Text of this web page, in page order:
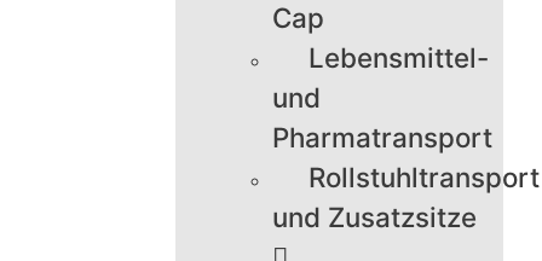
Cap
Lebensmittel-
und
Pharmatransport
Rollstuhltransport
und Zusatzsitze